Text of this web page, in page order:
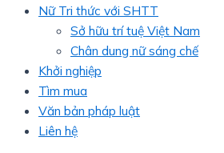
Nữ Tri thức với SHTT
Sở hữu trí tuệ Việt Nam
Chân dung nữ sáng chế
Khởi nghiệp
Tìm mua
Văn bản pháp luật
Liên hệ